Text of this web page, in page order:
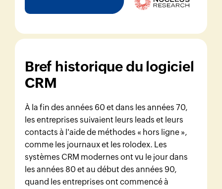
Bref historique du logiciel
CRM
À la fin des années 60 et dans les années 70,
les entreprises suivaient leurs leads et leurs
contacts à l'aide de méthodes « hors ligne »,
comme les journaux et les rolodex. Les
systèmes CRM modernes ont vu le jour dans
les années 80 et au début des années 90,
quand les entreprises ont commencé à